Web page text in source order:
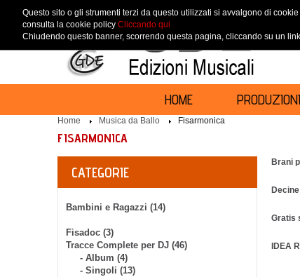
HOME PRODUZIONI
Home Musica da Ballo Fisarmonica
FISARMONICA
CATEGORIE
Bambini e Ragazzi (14)
Fisadoc (3)
Tracce Complete per DJ (46)
- Album (4)
- Singoli (13)
Brani
Gratis
IDEA
Questo sito o gli strumenti terzi da questo utilizzati si avvalgono di
consulta la cookie policy Cliccando qui
Chiudendo questo banner, scorrendo questa pagina, cliccando su un